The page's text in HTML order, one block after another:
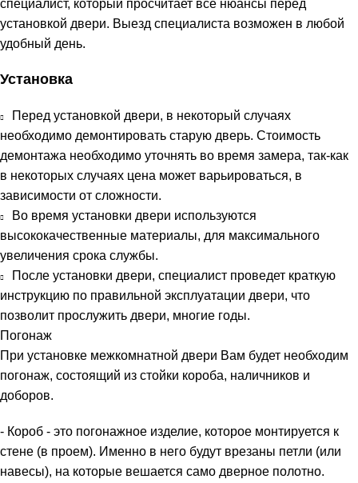
специалист, который просчитает все нюансы перед
установкой двери. Выезд специалиста возможен в любой
удобный день.
Установка
Перед установкой двери, в некоторый случаях
необходимо демонтировать старую дверь. Стоимость
демонтажа необходимо уточнять во время замера, так-как
в некоторых случаях цена может варьироваться, в
зависимости от сложности.
Во время установки двери используются
высококачественные материалы, для максимального
увеличения срока службы.
После установки двери, специалист проведет краткую
инструкцию по правильной эксплуатации двери, что
позволит прослужить двери, многие годы.
Погонаж
При установке межкомнатной двери Вам будет необходим
погонаж, состоящий из стойки короба, наличников и
доборов.
- Короб - это погонажное изделие, которое монтируется к
стене (в проем). Именно в него будут врезаны петли (или
навесы), на которые вешается само дверное полотно.